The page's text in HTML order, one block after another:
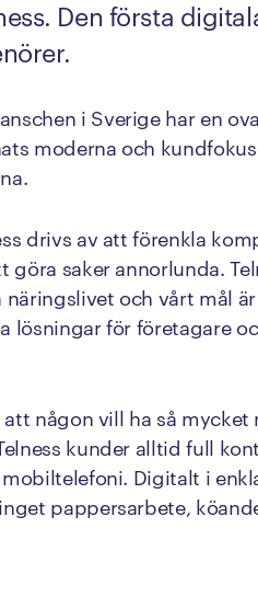
Den första
i Sverige har en
moderna och
drivs av att förenkla
göra saker annorlunda.
näringslivet och vårt mål
lösningar för företagare
någon vill ha så
kunder alltid full
Digitalt i
pappersarbete,